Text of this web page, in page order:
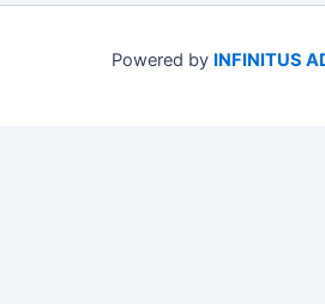
Powered by INFINITUS